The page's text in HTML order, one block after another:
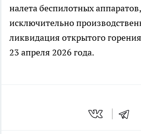
налета беспилотных
исключительно
ликвидация открытого
23 апреля 2026 года.